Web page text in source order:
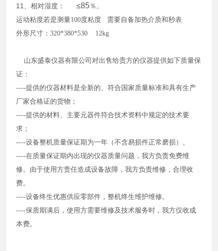
11 、相对湿度： ≤85％。
运动粘度若是测量100度粘度 需要自备加热介质和秒表
外形尺寸：320*380*530 12kg
山东盛泰仪器有限公司对出售给贵方的仪器提供如下质量保
证：
----提供的仪器材料是全新的、符合国家质量标准和具有生产
厂家合格证的货物；
----提供的材料、主要元器件符合技术资料中规定的技术要
求；
----设备整机质量保证期为一年（不含易损件正常磨损）。
----在质量保证期内出现的仪器质量问题，我方负责免费维
修。由于使用方责任造成设备故障，我方负责维修，合理收
费。
----设备终生优惠供应零部件，整机终生维护维修。
----保质期满后，使用方需要维修及技术服务时，我方仅收成
本费。